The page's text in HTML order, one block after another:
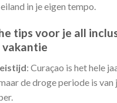
in je eigen tempo.
tips voor je all
vakantie
: Curaçao is het hele
de droge periode is van